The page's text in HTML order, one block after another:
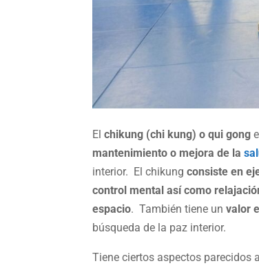
Elchikung (chi kung) o qui gong
mantenimiento o mejora de la
interior. El chikungconsiste en
control mental así como
espacio. También tiene unvalor
búsqueda de la paz interior.
Tiene ciertos aspectos parecidos